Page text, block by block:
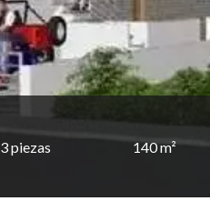
3 piezas 140 m²